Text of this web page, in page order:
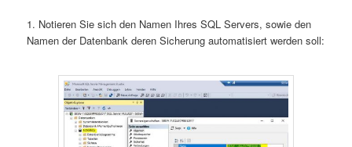
1. Notieren Sie sich den Namen Ihres SQL Servers, sowie den
Namen der Datenbank deren Sicherung automatisiert werden soll: